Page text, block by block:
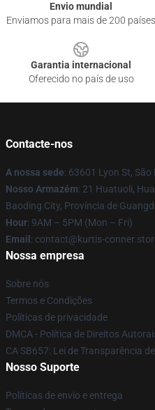
Envio mundial
Enviamos para mais de 200 países
Garantia internacional
Oferecido no país de uso
Contacte-nos
A nossa sede: 63601 Lyon St,
Nosso Armazém: 21 Huatuoli,
Baoding City, Província de
Hour: 9AM – 5PM (Mon – Fri)
Email : contact@kurtis-
Nossa empresa
Sobre nós
Termos e Condições
Políticas de privacidade
DMCA - Política de Direitos
CA SB657: Lei de Transparência
Nosso Suporte
Políticas de envio e entrega